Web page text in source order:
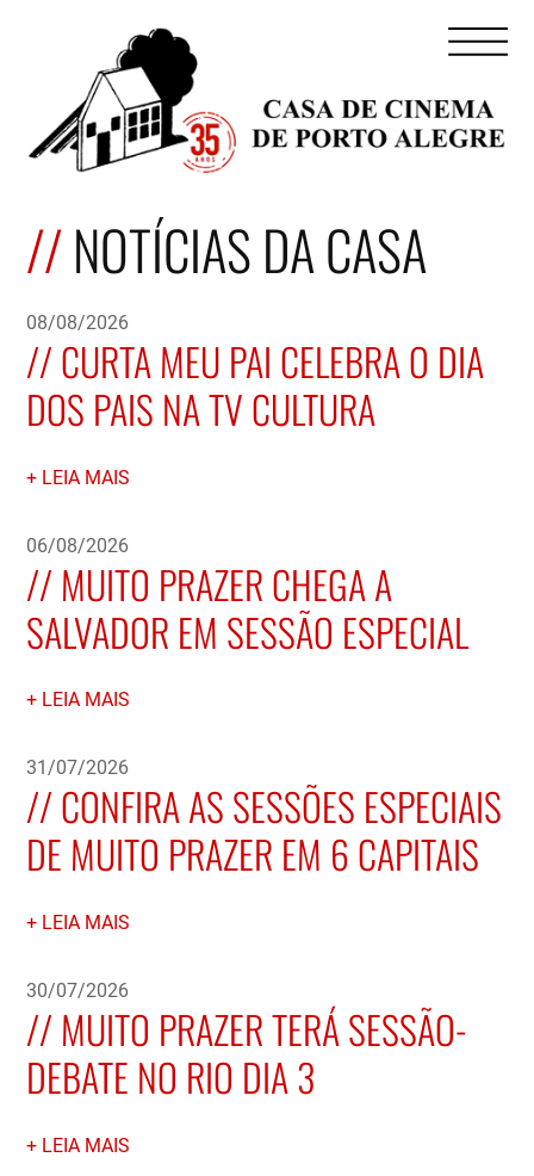
NOTÍCIAS DA CASA
08/08/2026
CURTA MEU PAI CELEBRA O DIA
DOS PAIS NA TV CULTURA
LEIA MAIS
06/08/2026
MUITO PRAZER CHEGA A
SALVADOR EM SESSÃO ESPECIAL
LEIA MAIS
31/07/2026
CONFIRA AS SESSÕES ESPECIAIS
DE MUITO PRAZER EM 6 CAPITAIS
LEIA MAIS
30/07/2026
MUITO PRAZER TERÁ SESSÃO-
DEBATE NO RIO DIA 3
LEIA MAIS